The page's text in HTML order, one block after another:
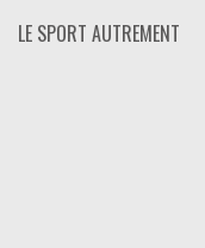
LE SPORT AUTREMENT